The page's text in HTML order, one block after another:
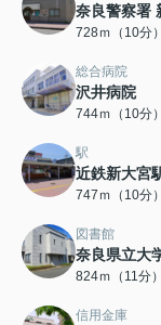
奈良警察署
728ｍ（10分）
総合病院
沢井病院
744ｍ（10分）
駅
近鉄新大宮
747ｍ（10分）
図書館
奈良県立大
824ｍ（11分）
信用金庫